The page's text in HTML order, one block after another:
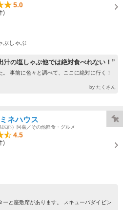
5.0
)
ぶしゃぶ
汁の塩しゃぶ他では絶対食べれない！”
事前に色々と調べて、ここに絶対に行く！
by たくさん
ネハウス
尻郡）阿嘉／その他軽食・グルメ
4.5
)
と座敷席があります。 スキューバダイビン